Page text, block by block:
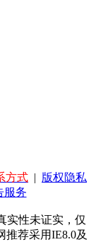
方式 | 版权隐私
服务
实性未证实，仅
荐采用IE8.0及